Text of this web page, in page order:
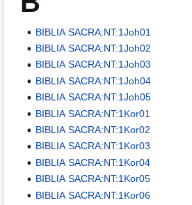
BIBLIA SACRA:NT:1Joh01
BIBLIA SACRA:NT:1Joh02
BIBLIA SACRA:NT:1Joh03
BIBLIA SACRA:NT:1Joh04
BIBLIA SACRA:NT:1Joh05
BIBLIA SACRA:NT:1Kor01
BIBLIA SACRA:NT:1Kor02
BIBLIA SACRA:NT:1Kor03
BIBLIA SACRA:NT:1Kor04
BIBLIA SACRA:NT:1Kor05
BIBLIA SACRA:NT:1Kor06